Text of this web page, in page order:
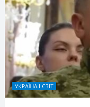
УКРАЇНА І СВІТ